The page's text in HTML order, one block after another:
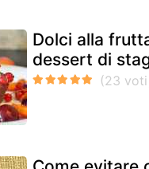
Dolci alla
dessert di